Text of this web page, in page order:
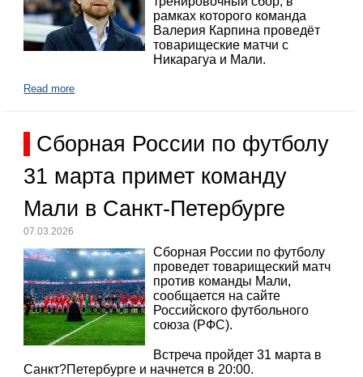
рамках которого команда
Валерия Карпина проведёт
товарищеские матчи с
Никарагуа и Мали.
Read more
Сборная России по футболу
31 марта примет команду
Мали в Санкт-Петербурге
07.03.2026
Сборная России по футболу
проведет товарищеский матч
против команды Мали,
сообщается на сайте
Российского футбольного
союза (РФС).
Встреча пройдет 31 марта в
Санкт?Петербурге и начнется в 20:00.